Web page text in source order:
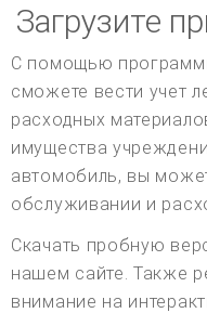
Загрузите
С помощью
сможете вести учет
расходных
имущества
автомобиль, вы
обслуживании и
Скачать пробную
нашем сайте. Также
внимание на